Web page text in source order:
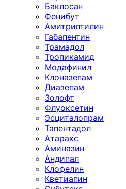
Баклосан
Фенибут
Амитриптилин
Габапентин
Трамадол
Тропикамид
Модафинил
Клоназепам
Диазепам
Золофт
Флуоксетин
Эсциталопрам
Тапентадол
Атаракс
Аминазин
Андипал
Клофелин
Кветиапин